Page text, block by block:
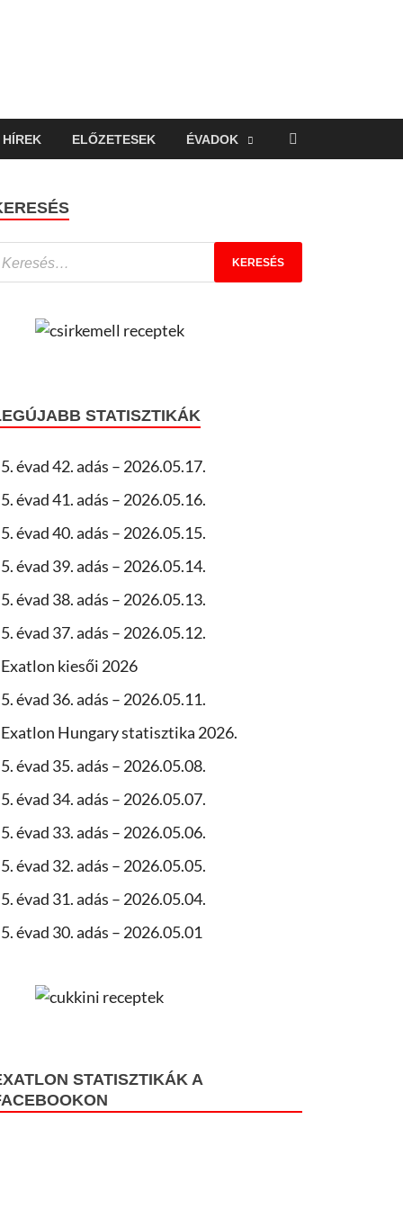
HÍREK ELŐZETESEK ÉVADOK
STATISZTIKÁK
5. évad 42. adás – 2026.05.17.
5. évad 41. adás – 2026.05.16.
5. évad 40. adás – 2026.05.15.
5. évad 39. adás – 2026.05.14.
5. évad 38. adás – 2026.05.13.
5. évad 37. adás – 2026.05.12.
Exatlon kiesői 2026
5. évad 36. adás – 2026.05.11.
Exatlon Hungary statisztika 2026.
5. évad 35. adás – 2026.05.08.
5. évad 34. adás – 2026.05.07.
5. évad 33. adás – 2026.05.06.
5. évad 32. adás – 2026.05.05.
5. évad 31. adás – 2026.05.04.
5. évad 30. adás – 2026.05.01
STATISZTIKÁK A